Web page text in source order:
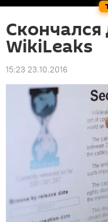
WikiLeaks
15:23 23.10.2016